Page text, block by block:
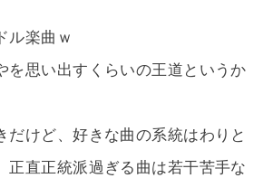
ル楽曲ｗ
を思い出すくらいの王道というか
だけど、好きな曲の系統はわりと
正直正統派過ぎる曲は若干苦手な